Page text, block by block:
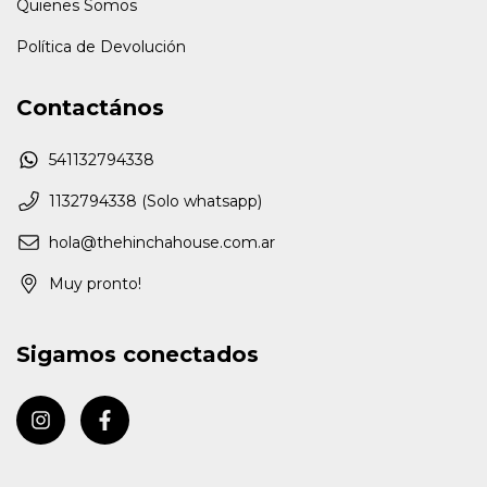
Quienes Somos
Política de Devolución
Contactános
541132794338
1132794338 (Solo whatsapp)
hola@thehinchahouse.com.ar
Muy pronto!
Sigamos conectados